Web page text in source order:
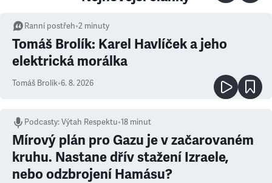
Ranní postřeh•2 minuty
Tomáš Brolík: Karel Havlíček a jeho
elektrická morálka
Tomáš Brolík•6. 8. 2026
Podcasty:Výtah Respektu•18 minut
Mírový plán pro Gazu je v začarovaném
kruhu. Nastane dřív stažení Izraele,
nebo odzbrojení Hamásu?